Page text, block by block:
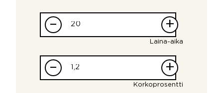
– +
Laina-aika
– +
Korkoprosentti